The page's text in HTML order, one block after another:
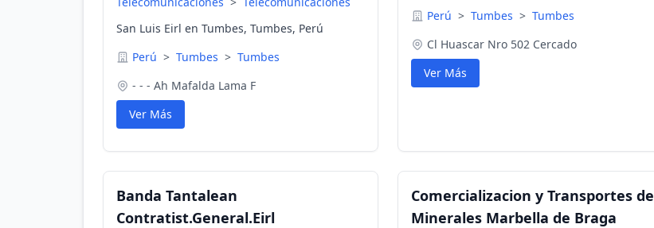
San Luis Eirl en Tumbes, Tumbes, Perú
Perú > Tumbes > Tumbes
- - - Ah Mafalda Lama F
Ver Más
Perú > Tumbes > Tumbes
Cl Huascar Nro 502 Cercado
Ver Más
Banda Tantalean
Contratist.General.Eirl
Comercializacion y Transportes de
Minerales Marbella de Braga